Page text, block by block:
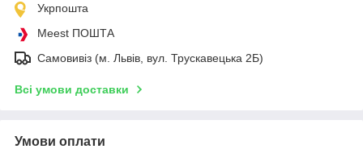
Укрпошта
Meest ПОШТА
Самовивіз (м. Львів, вул. Трускавецька 2Б)
Всі умови доставки
Умови оплати